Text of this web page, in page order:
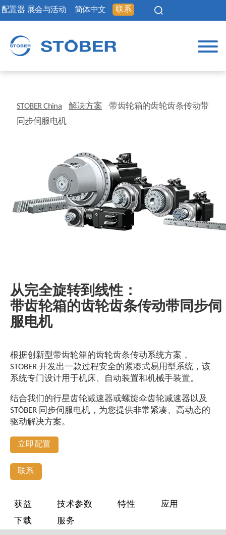
配置器 展会与活动 简体中文 联系
STOBER China 解决方案
带齿轮箱的齿轮齿条传动带
同步伺服电机
从完全旋转到线性：
带齿轮箱的齿轮齿条传动带同步伺
服电机
根据创新型带齿轮箱的齿轮齿条传动系统方案，
STOBER 开发出一款过程安全的紧凑式易用型系统，该
系统专门设计用于机床、自动装置和机械手装置。
结合我们的行星齿轮减速器或螺旋伞齿轮减速器以及
STÖBER 同步伺服电机，为您提供非常紧凑、高动态的
驱动解决方案。
立即配置
联系
获益 技术参数 特性
应用
下载
服务